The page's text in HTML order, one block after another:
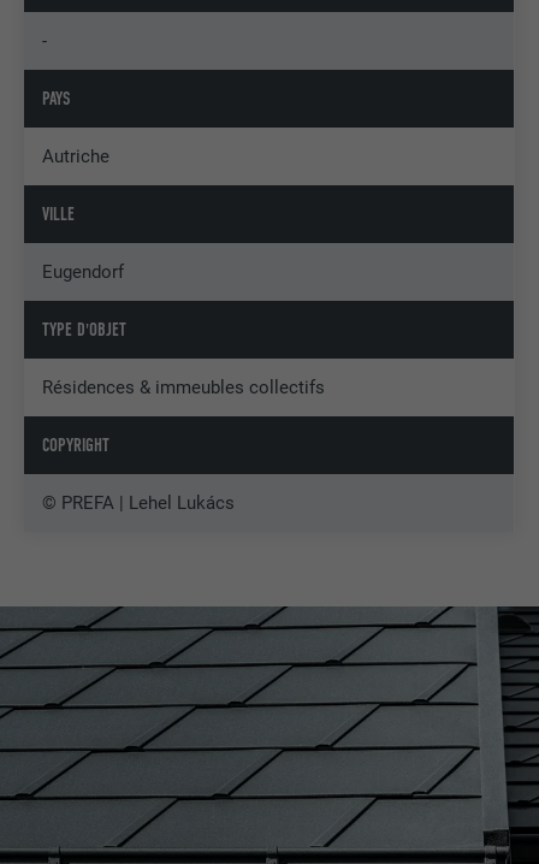
-
PAYS
Autriche
VILLE
Eugendorf
TYPE D'OBJET
Résidences & immeubles collectifs
COPYRIGHT
© PREFA | Lehel Lukács